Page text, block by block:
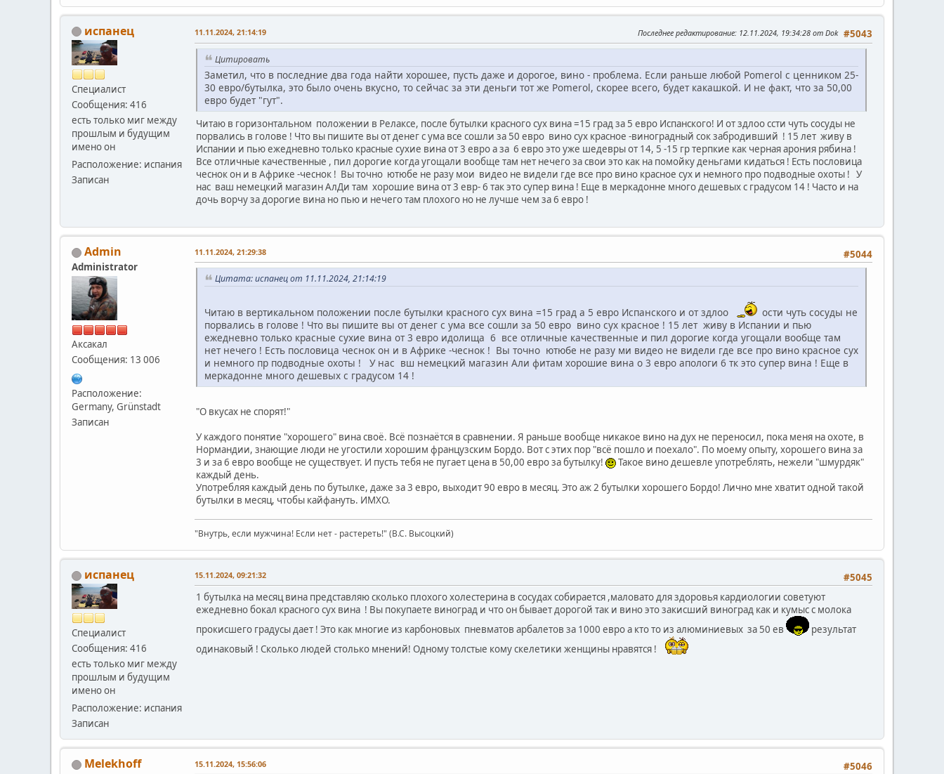
испанец
Специалист
Сообщения: 416
есть только миг между
прошлым и будущим
имено он
Расположение: испания
Записан
#5043
11.11.2024, 21:14:19 Последнее редактирование: 12.11.2024, 19:34:28 от Dok
Цитировать
Заметил, что в последние два года найти хорошее, пусть даже и дорогое, вино - проблема. Если раньше любой Pomerol с ценником 25-
30 евро/бутылка, это было очень вкусно, то сейчас за эти деньги тот же Pomerol, скорее всего, будет какашкой. И не факт, что за 50,00
евро будет "гут".
Читаю в горизонтальном положении в Релаксе, после бутылки красного сух вина =15 град за 5 евро Испанского! И от здлоо сcти чуть сосуды не
порвались в голове ! Что вы пишите вы от денег с ума все сошли за 50 евро вино сух красное -виноградный сок забродивший ! 15 лет живу в
Испании и пью ежедневно только красные сухие вина от 3 евро а за 6 евро это уже шедевры от 14, 5 -15 гр терпкие как черная арония рябина !
Все отличные качественные , пил дорогие когда угощали вообще там нет нечего за свои это как на помойку деньгами кидаться ! Есть пословица
чеснок он и в Африке -чеснок ! Вы точно ютюбе не разу мои видео не видели где все про вино красное сух и немного про подводные охоты ! У
нас ваш немецкий магазин АлДи там хорошие вина от 3 евр- 6 так это супер вина ! Еще в меркадонне много дешевых с градусом 14 ! Часто и на
дочь ворчу за дорогие вина но пью и нечего там плохого но не лучше чем за 6 евро !
Admin
Administrator
Аксакал
Сообщения: 13 006
Расположение:
Germany, Grünstadt
Записан
#5044
11.11.2024, 21:29:38
Цитата: испанец от 11.11.2024, 21:14:19
Читаю в вертикальном положении после бутылки красного сух вина =15 град а 5 евро Испанского и от здлоо
ости чуть сосуды не
порвались в голове ! Что вы пишите вы от денег с ума все сошли за 50 евро вино сух красное ! 15 лет живу в Испании и пью
ежедневно только красные сухие вина от 3 евро идолища 6 все отличные качественные и пил дорогие когда угощали вообще там
нет нечего ! Есть пословица чеснок он и в Африке -чеснок ! Вы точно ютюбе не разу ми видео не видели где все про вино красное сух
и немного пр подводные охоты ! У нас вш немецкий магазин Али фитам хорошие вина о 3 евро апологи 6 тк это супер вина ! Еще в
меркадонне много дешевых с градусом 14 !
"О вкусах не спорят!"
У каждого понятие "хорошего" вина своё. Всё познаётся в сравнении. Я раньше вообще никакое вино на дух не переносил, пока меня на охоте, в
Нормандии, знающие люди не угостили хорошим французским Бордо. Вот с этих пор "всё пошло и поехало". По моему опыту, хорошего вина за
3 и за 6 евро вообще не существует. И пусть тебя не пугает цена в 50,00 евро за бутылку!
Такое вино дешевле употреблять, нежели "шмурдяк"
каждый день.
Употребляя каждый день по бутылке, даже за 3 евро, выходит 90 евро в месяц. Это аж 2 бутылки хорошего Бордо! Лично мне хватит одной такой
бутылки в месяц, чтобы кайфануть. ИМХО.
"Внутрь, если мужчина! Если нет - растереть!" (В.С. Высоцкий)
испанец
Специалист
Сообщения: 416
есть только миг между
прошлым и будущим
имено он
Расположение: испания
Записан
#5045
15.11.2024, 09:21:32
1 бутылка на месяц вина представляю сколько плохого холестерина в сосудах собирается ,маловато для здоровья кардиологии советуют
ежедневно бокал красного сух вина ! Вы покупаете виноград и что он бывает дорогой так и вино это закисший виноград как и кумыс с молока
прокисшего градусы дает ! Это как многие из карбоновых пневматов арбалетов за 1000 евро а кто то из алюминиевых за 50 ев
результат
одинаковый ! Сколько людей столько мнений! Одному толстые кому скелетики женщины нравятся !
Melekhoff #5046
15.11.2024, 15:56:06